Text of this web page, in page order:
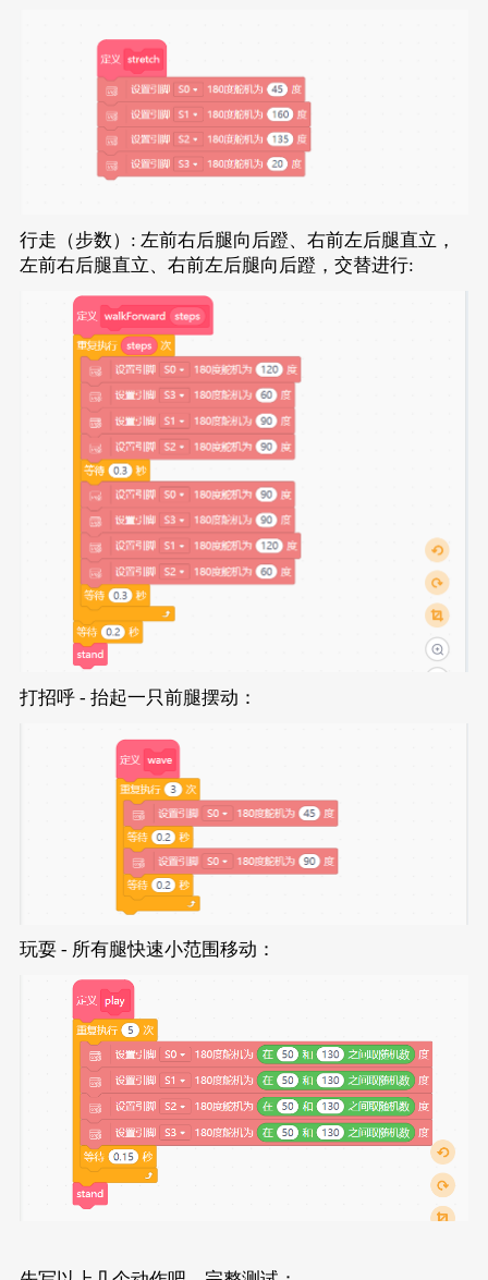
行走（步数）: 左前右后腿向后蹬、右前左后腿直立，
左前右后腿直立、右前左后腿向后蹬，交替进行:
打招呼 - 抬起一只前腿摆动：
玩耍 - 所有腿快速小范围移动：